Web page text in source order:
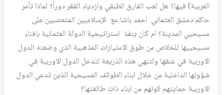
العربية) فيها؟ هل لعب الفارق الطبقي وازدياد الفقر دوراً؟ لماذا تآمر
حاكم دمشق العثماني احمد باشا مع الإسلاميين المتعصبين على
مسيحيي المدينة؟ ام كان ينفذ استراتيجية الدولة العثمانية بافناء
مسيحييها للخلاص من طوق الامتيازات المذهبية الذي وضعته الدول
الاوربية في عنقها ولتنهي هذه الذريعة لتدخل الدول الاوربية في
شؤونها الداخلية من خلال ابناء الطوائف المسيحية الذين تدعي الدول
الاوربية حمايتهم كونهم من ابناء ذات طائفتها؟